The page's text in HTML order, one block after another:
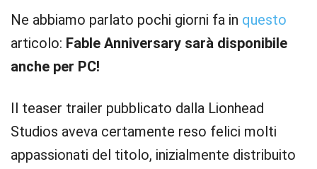
Ne abbiamo parlato pochi giorni fa in questo
articolo: Fable Anniversary sarà disponibile
anche per PC!
Il teaser trailer pubblicato dalla Lionhead
Studios aveva certamente reso felici molti
appassionati del titolo, inizialmente distribuito